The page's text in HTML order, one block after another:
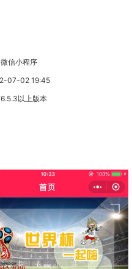
信小程序
07-02 19:45
以上版本